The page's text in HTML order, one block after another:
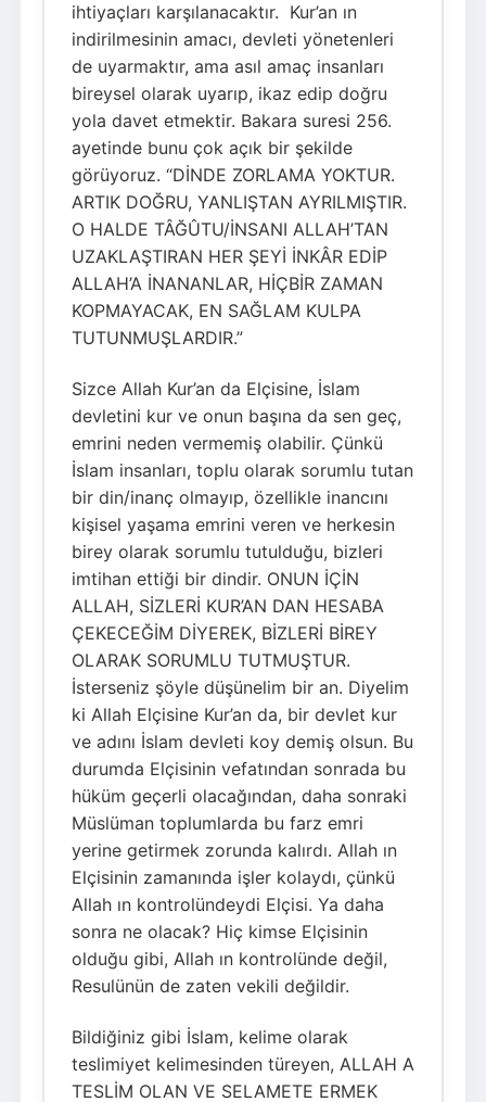
ihtiyaçları karşılanacaktır. Kur’an ın
indirilmesinin amacı, devleti yönetenleri
de uyarmaktır, ama asıl amaç insanları
bireysel olarak uyarıp, ikaz edip doğru
yola davet etmektir. Bakara suresi 256.
ayetinde bunu çok açık bir şekilde
görüyoruz. “DİNDE ZORLAMA YOKTUR.
ARTIK DOĞRU, YANLIŞTAN AYRILMIŞTIR.
O HALDE TÂĞÛTU/İNSANI ALLAH’TAN
UZAKLAŞTIRAN HER ŞEYİ İNKÂR EDİP
ALLAH’A İNANANLAR, HİÇBİR ZAMAN
KOPMAYACAK, EN SAĞLAM KULPA
TUTUNMUŞLARDIR.”
Sizce Allah Kur’an da Elçisine, İslam
devletini kur ve onun başına da sen geç,
emrini neden vermemiş olabilir. Çünkü
İslam insanları, toplu olarak sorumlu tutan
bir din/inanç olmayıp, özellikle inancını
kişisel yaşama emrini veren ve herkesin
birey olarak sorumlu tutulduğu, bizleri
imtihan ettiği bir dindir. ONUN İÇİN
ALLAH, SİZLERİ KUR’AN DAN HESABA
ÇEKECEĞİM DİYEREK, BİZLERİ BİREY
OLARAK SORUMLU TUTMUŞTUR.
İsterseniz şöyle düşünelim bir an. Diyelim
ki Allah Elçisine Kur’an da, bir devlet kur
ve adını İslam devleti koy demiş olsun. Bu
durumda Elçisinin vefatından sonrada bu
hüküm geçerli olacağından, daha sonraki
Müslüman toplumlarda bu farz emri
yerine getirmek zorunda kalırdı. Allah ın
Elçisinin zamanında işler kolaydı, çünkü
Allah ın kontrolündeydi Elçisi. Ya daha
sonra ne olacak? Hiç kimse Elçisinin
olduğu gibi, Allah ın kontrolünde değil,
Resulünün de zaten vekili değildir.
Bildiğiniz gibi İslam, kelime olarak
teslimiyet kelimesinden türeyen, ALLAH A
TESLİM OLAN VE SELAMETE ERMEK